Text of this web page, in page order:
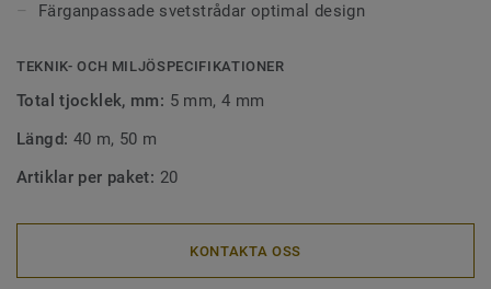
Ytor som är sammanfogade med svetstråd är lätta att hålla
golven. Vårt utbud av svetstråd för sportgolv matchar våra
Omnisports-kollektioner och är anpassade för
Färganpassade svetstrådar optimal design
TEKNIK- OCH MILJÖSPECIFIKATIONER
Total tjocklek, mm: 5 mm, 4 mm
Längd: 40 m, 50 m
Artiklar per paket: 20
KONTAKTA OSS